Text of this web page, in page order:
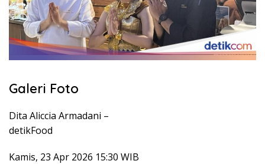
Galeri Foto
Dita Aliccia Armadani –
detikFood
Kamis, 23 Apr 2026 15:30 WIB